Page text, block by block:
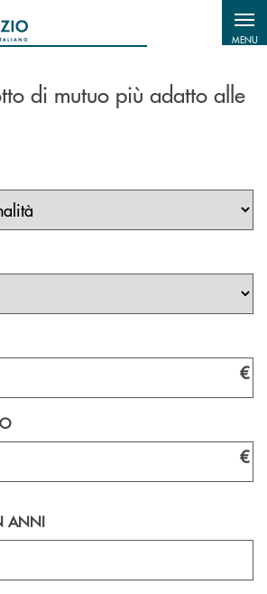
MENU
di mutuo più adatto alle
€
€
ANNI